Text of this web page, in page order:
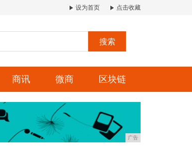
设为首页 点击收藏
搜索
商讯 微商 区块链
广告